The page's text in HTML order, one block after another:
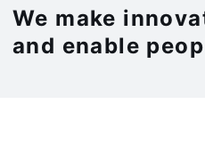
We make
and enable